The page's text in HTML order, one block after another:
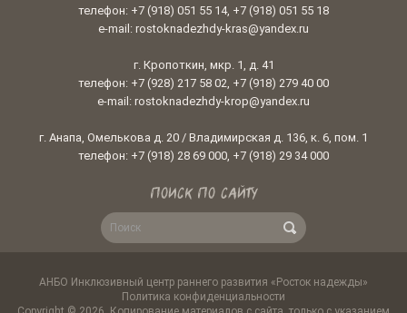
телефон: +7 (918) 051 55 14, +7 (918) 051 55 18
e-mail: rostoknadezhdy-kras@yandex.ru
г. Кропоткин, мкр. 1, д. 41
телефон: +7 (928) 217 58 02, +7 (918) 279 40 00
e-mail: rostoknadezhdy-krop@yandex.ru
г. Анапа, Омелькова д. 20 / Владимирская д. 136, к. 6, пом. 1
телефон: +7 (918) 28 69 000, +7 (918) 29 34 000
ПОИСК ПО САЙТУ
АНБО Инклюзивный центр раннего развития «Росток надежды»
Политика конфиденциальности